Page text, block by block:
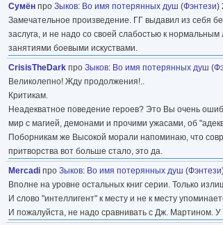
Сумён про Зыков: Во имя потерянных душ (Фэнтези)
Замечательное произведение. ГГ выдавил из себя
заслуга, и не надо со своей слабостью к
занятиями боевыми искуствами.
CrisisTheDark про Зыков: Во имя потерянных душ (
Великолепно! Жду продолжения!..
Критикам.
Неадекватное поведение героев? Это Вы очень
мир с магией, демонами и прочими ужасами, об
Поборникам же Высокой морали напоминаю, что
притворства вот больше стало, это да.
Mercadi про Зыков: Во имя потерянных душ (Фэнтези
Вполне на уровне остальных книг серии. Только
И слово "интеллигент" к месту и не к месту
И пожалуйста, не надо сравнивать с Дж. Мартином. У